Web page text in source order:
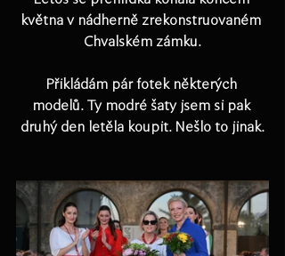
května v nádherně zrekonstruovaném
Chvalském zámku.
Přikládám pár fotek některých
modelů. Ty modré šaty jsem si pak
druhý den letěla koupit. Nešlo to jinak.